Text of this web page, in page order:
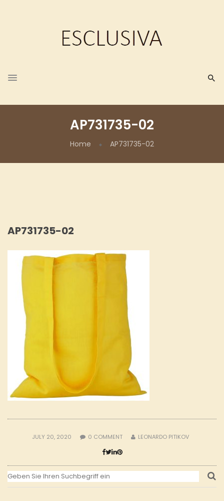
AP731735-02
Home AP731735-02
AP731735-02
JULY 20, 2020 0 COMMENT LEONARDO PITIKOV